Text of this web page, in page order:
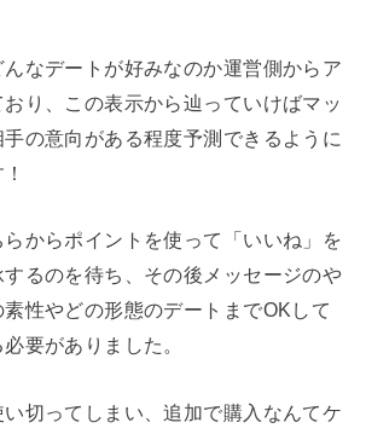
なデートが好みなのか運営側からア
り、この表示から辿っていけばマッ
の意向がある程度予測できるように
からポイントを使って「いいね」を
るのを待ち、その後メッセージのや
性やどの形態のデートまでOKして
要がありました。
切ってしまい、追加で購入なんてケ